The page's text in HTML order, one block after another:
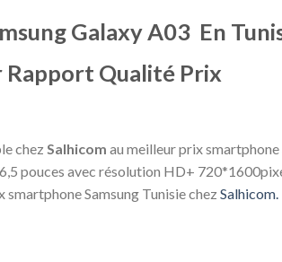
Galaxy A03 En
Rapport Qualité Prix
chez Salhicom au meilleur prix smartphone
pouces avec résolution HD+
Samsung Tunisie chez Salhicom.